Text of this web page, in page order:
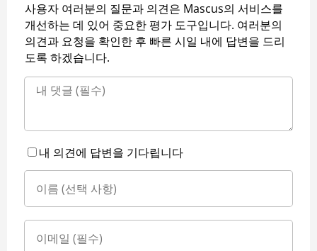
사용자 여러분의 질문과 의견은 Mascus의 서비스를
개선하는 데 있어 중요한 평가 도구입니다. 여러분의
의견과 요청을 확인한 후 빠른 시일 내에 답변을 드리
도록 하겠습니다.
내 의견에 답변을 기다립니다